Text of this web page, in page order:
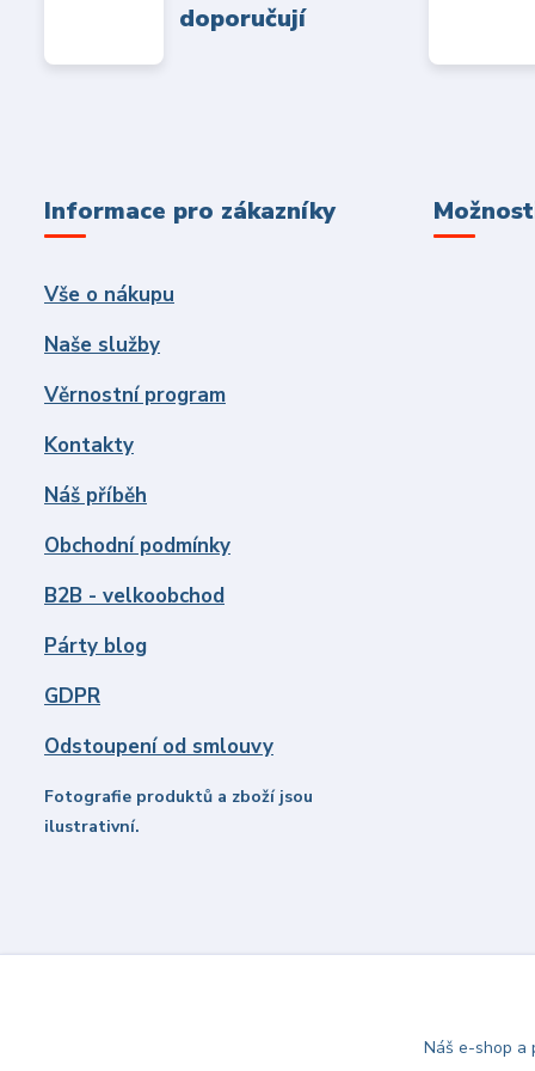
doporučují
Informace pro zákazníky
Vše o nákupu
Naše služby
Věrnostní program
Kontakty
Náš příběh
Obchodní podmínky
B2B - velkoobchod
Párty blog
GDPR
Odstoupení od smlouvy
Fotografie produktů a zboží jsou
ilustrativní.
Náš e-shop a